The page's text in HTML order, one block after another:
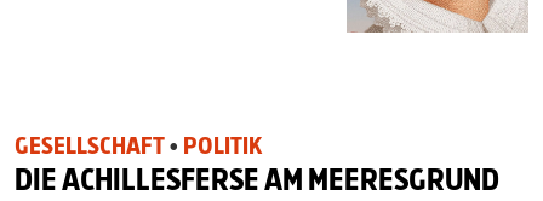
GESELLSCHAFT• POLITIK
DIE ACHILLESFERSE AM MEERESGRUND